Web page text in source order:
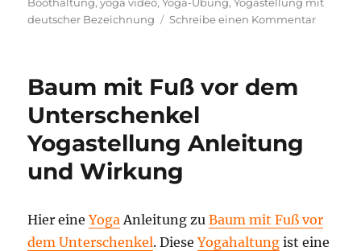
deutscher Bezeichnung
Schreibe einen Kommentarzu
Baum mit Fuß vor dem
Unterschenkel
Yogastellung Anleitung
und Wirkung
Hier eineYogaAnleitung zuBaum mit Fuß vor
dem Unterschenkel. DieseYogahaltung ist eine